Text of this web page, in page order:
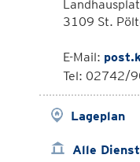
3109 St.
E-Mail:
Tel: 02742/
Lageplan
Alle